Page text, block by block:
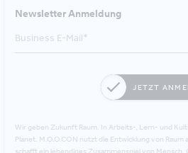
Newsletter Anmeldung
JETZT
Wir geben Zukunft Raum. In Arbeits-, Lern- und
Planet. M.O.O.CON nutzt die Entwicklung von Raum
schafft ein lebendiges Zusammenspiel von Mensch,